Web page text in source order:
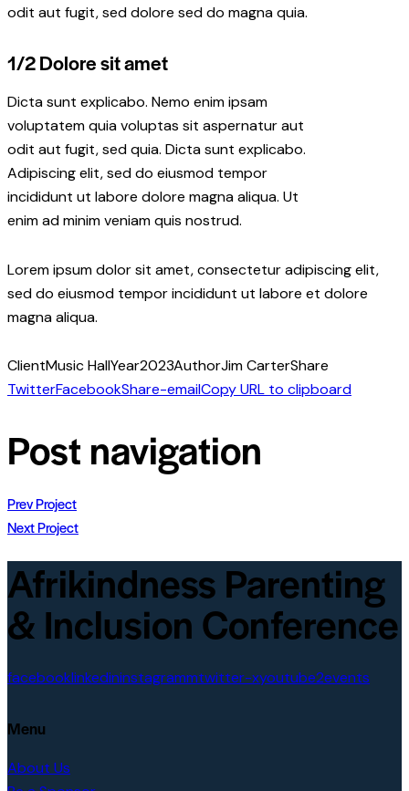
odit aut fugit, sed dolore sed do magna quia.
1/2 Dolore sit amet
Dicta sunt explicabo. Nemo enim ipsam
voluptatem quia voluptas sit aspernatur aut
odit aut fugit, sed quia. Dicta sunt explicabo.
Adipiscing elit, sed do eiusmod tempor
incididunt ut labore dolore magna aliqua. Ut
enim ad minim veniam quis nostrud.
Lorem ipsum dolor sit amet, consectetur adipiscing elit,
sed do eiusmod tempor incididunt ut labore et dolore
magna aliqua.
ClientMusic HallYear2023AuthorJim CarterShare
TwitterFacebookShare-emailCopy URL to clipboard
Post navigation
Prev Project
Next Project
Afrikindness Parenting
& Inclusion Conference
facebooklinkedininstagrammtwitter-xyoutube2events
Menu
About Us